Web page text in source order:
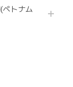
ベトナム